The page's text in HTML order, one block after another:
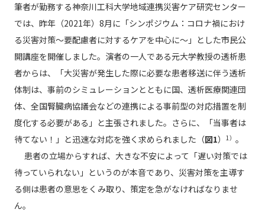
筆者が勤務する神奈川工科大学地域連携災害ケア研究センター
では、昨年（2021年）8月に「シンポジウム：コロナ禍におけ
る災害対策～要配慮者に対するケアを中心に～」とした市民公
開講座を開催しました。演者の一人である元大学教授の透析患
者からは、「大災害が発生した際に必要な患者移送に伴う透析
体制は、事前のシミュレーションとともに国、透析医療関連団
体、全国腎臓病協議会などの連携による事前型の対応措置を制
度化する必要がある」と主張されました。さらに、「当事者は
待てない！」と迅速な対応を強く求められました（図1） 1） 。
患者の立場からすれば、大きな不安によって「遅い対策では
待っていられない」というのが本音であり、災害対策を主導す
る側は患者の意思をくみ取り、策定を急がなければなりませ
ん。